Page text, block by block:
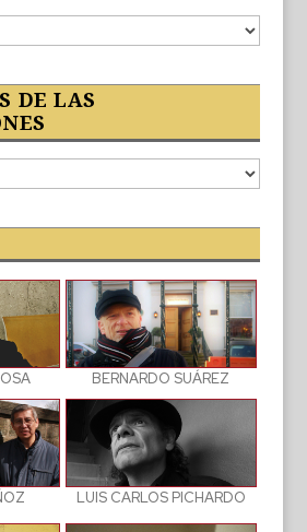
DE LAS
BERNARDO SUÁREZ
LUIS CARLOS PICHARDO